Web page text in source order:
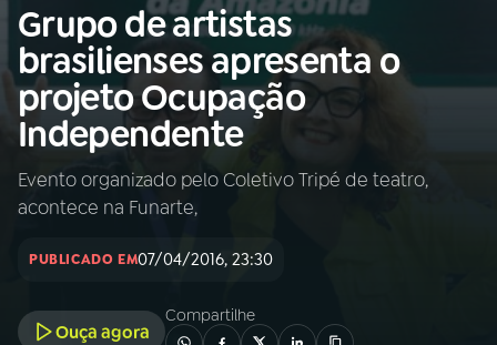
Buscar
na
Rádio
Nacional
Buscar
AO VIVO
01INÍCIO
Grupo de artistas
brasilienses apresenta o
projeto Ocupação
Independente
Evento organizado pelo Coletivo Tripé de teatro,
acontece na Funarte,
PUBLICADO EM07/04/2016, 23:30
Ouça agora
Compartilhe